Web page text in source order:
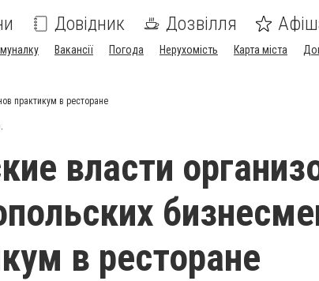
Довідник Дозвілля
Вакансії Погода Нерухомість Карта міста
практикум в ресторане
власти
в ресторане